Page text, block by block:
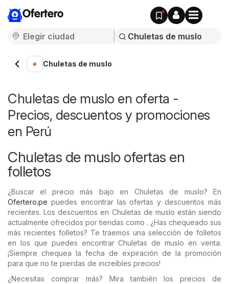
Ofertero
Chuletas de muslo
Chuletas de muslo en oferta -
Precios, descuentos y promociones
en Perú
Chuletas de muslo ofertas en
folletos
¿Buscar el precio más bajo en Chuletas de muslo? En
Ofertero.pe puedes encontrar las ofertas y descuentos más
recientes. Los descuentos en Chuletas de muslo están siendo
actualmente ofrecidos por tiendas como . ¿Has chequeado sus
más recientes folletos? Te traemos una selección de folletos
en los que puedes encontrar Chuletas de muslo en venta:
¡Siempre chequea la fecha de expiración de la promoción
para que no te pierdas de increíbles precios!
¿Necesitas comprar más? Mira también los precios de